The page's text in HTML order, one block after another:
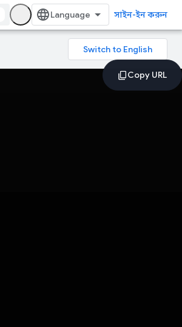
সাইন-ইন করুন